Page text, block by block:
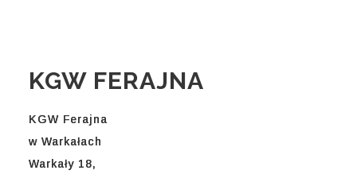
KGW FERAJNA
KGW Ferajna
w Warkałach
Warkały 18,